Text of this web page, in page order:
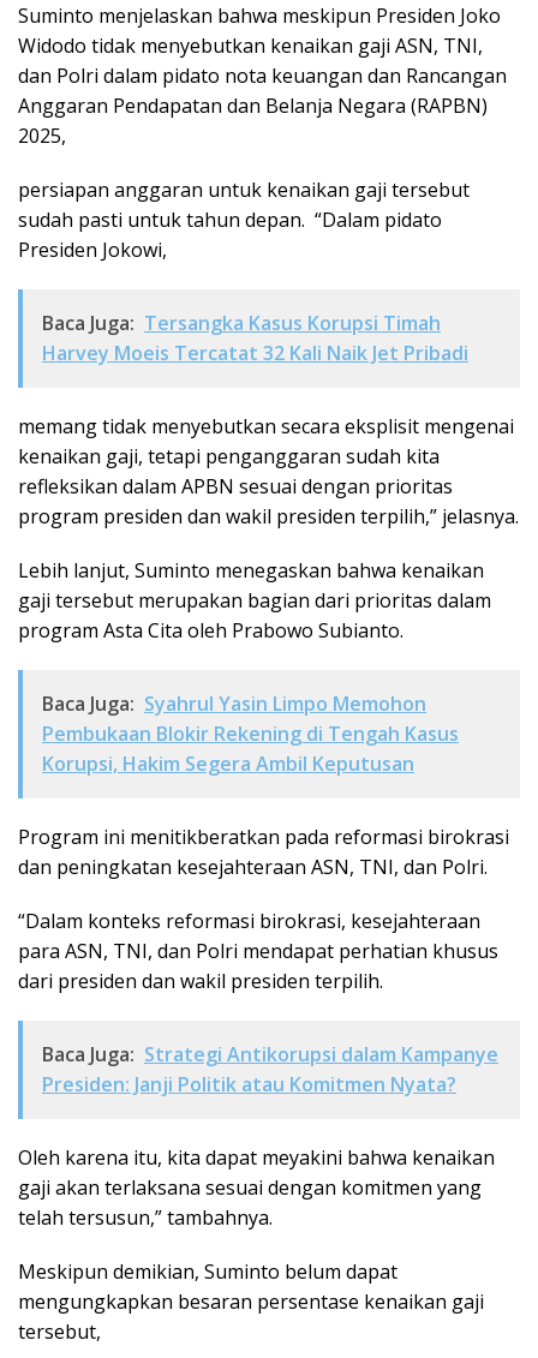
Suminto menjelaskan bahwa meskipun Presiden Joko
Widodo tidak menyebutkan kenaikan gaji ASN, TNI,
dan Polri dalam pidato nota keuangan dan Rancangan
Anggaran Pendapatan dan Belanja Negara (RAPBN)
2025,
persiapan anggaran untuk kenaikan gaji tersebut
sudah pasti untuk tahun depan. “Dalam pidato
Presiden Jokowi,
Baca Juga: Tersangka Kasus Korupsi Timah
Harvey Moeis Tercatat 32 Kali Naik Jet Pribadi
memang tidak menyebutkan secara eksplisit mengenai
kenaikan gaji, tetapi penganggaran sudah kita
refleksikan dalam APBN sesuai dengan prioritas
program presiden dan wakil presiden terpilih,” jelasnya.
Lebih lanjut, Suminto menegaskan bahwa kenaikan
gaji tersebut merupakan bagian dari prioritas dalam
program Asta Cita oleh Prabowo Subianto.
Baca Juga: Syahrul Yasin Limpo Memohon
Pembukaan Blokir Rekening di Tengah Kasus
Korupsi, Hakim Segera Ambil Keputusan
Program ini menitikberatkan pada reformasi birokrasi
dan peningkatan kesejahteraan ASN, TNI, dan Polri.
“Dalam konteks reformasi birokrasi, kesejahteraan
para ASN, TNI, dan Polri mendapat perhatian khusus
dari presiden dan wakil presiden terpilih.
Baca Juga: Strategi Antikorupsi dalam Kampanye
Presiden: Janji Politik atau Komitmen Nyata?
Oleh karena itu, kita dapat meyakini bahwa kenaikan
gaji akan terlaksana sesuai dengan komitmen yang
telah tersusun,” tambahnya.
Meskipun demikian, Suminto belum dapat
mengungkapkan besaran persentase kenaikan gaji
tersebut,